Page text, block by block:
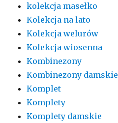
kolekcja masełko
Kolekcja na lato
Kolekcja welurów
Kolekcja wiosenna
Kombinezony
Kombinezony damskie
Komplet
Komplety
Komplety damskie